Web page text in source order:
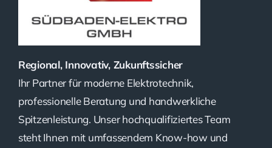
Regional, Innovativ, Zukunftssicher
Ihr Partner für moderne Elektrotechnik,
professionelle Beratung und handwerkliche
Spitzenleistung. Unser hochqualifiziertes Team
steht Ihnen mit umfassendem Know-how und